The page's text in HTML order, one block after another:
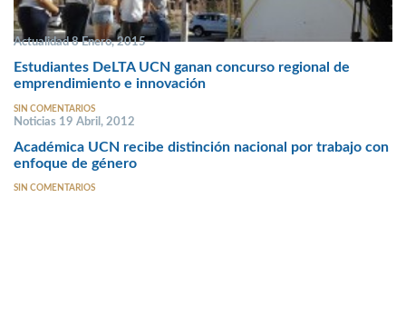
Actualidad 8 Enero, 2015
Estudiantes DeLTA UCN ganan concurso regional de
emprendimiento e innovación
SIN COMENTARIOS
Noticias 19 Abril, 2012
Académica UCN recibe distinción nacional por trabajo con
enfoque de género
SIN COMENTARIOS